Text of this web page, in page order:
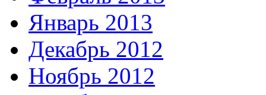
Январь 2013
Декабрь 2012
Ноябрь 2012